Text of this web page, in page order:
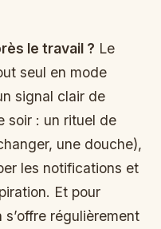
le travail ? Le
seul en mode
signal clair de
soir : un rituel de
une douche),
les notifications et
Et pour
régulièrement